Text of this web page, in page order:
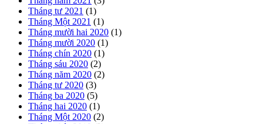
Tháng tư 2021 (1)
Tháng Một 2021 (1)
Tháng mười hai 2020 (1)
Tháng mười 2020 (1)
Tháng chín 2020 (1)
Tháng sáu 2020 (2)
Tháng năm 2020 (2)
Tháng tư 2020 (3)
Tháng ba 2020 (5)
Tháng hai 2020 (1)
Tháng Một 2020 (2)